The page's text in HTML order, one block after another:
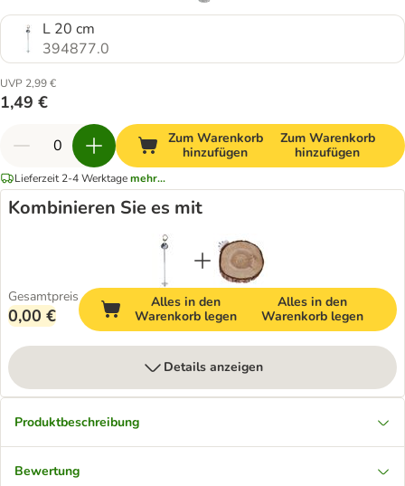
L 20 cm
394877.0
UVP 2,99 €
1,49 €
Zum Warenkorb
hinzufügen
Zum Warenkorb
hinzufügen
Lieferzeit 2-4 Werktagemehr...
Kombinieren Sie es mit
Gesamtpreis
0,00 €
Alles in den
Warenkorb legen
Alles in den
Warenkorb legen
Details anzeigen
Produktbeschreibung
Bewertung